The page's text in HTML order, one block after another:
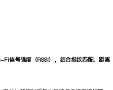
Fi信号强度（RSSI），结合指纹匹配、距离